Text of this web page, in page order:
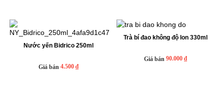
Nước yến Bidrico 250ml
Giá bán 4.500 ₫
Trà bí đao không độ lon 330ml
Giá bán 90.000 ₫